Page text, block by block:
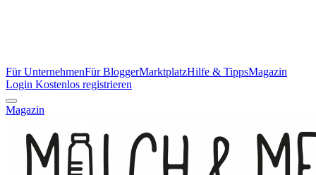
Für UnternehmenFür BloggerMarktplatzHilfe & TippsMagazin
Login Kostenlos registrieren
Magazin